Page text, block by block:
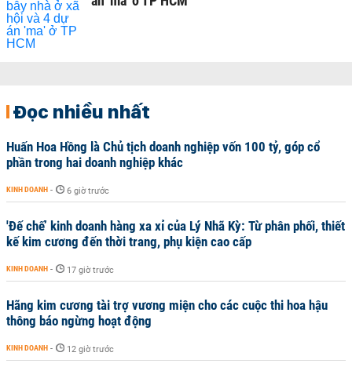
Đọc nhiều nhất
Huấn Hoa Hồng là Chủ tịch doanh nghiệp vốn 100 tỷ, góp cổ
phần trong hai doanh nghiệp khác
KINH DOANH - 6 giờ trước
'Đế chế’ kinh doanh hàng xa xỉ của Lý Nhã Kỳ: Từ phân phối, thiết
kế kim cương đến thời trang, phụ kiện cao cấp
KINH DOANH - 17 giờ trước
Hãng kim cương tài trợ vương miện cho các cuộc thi hoa hậu
thông báo ngừng hoạt động
KINH DOANH - 12 giờ trước